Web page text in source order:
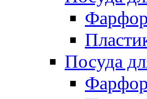
Фарфор
Посуда
Фарфор